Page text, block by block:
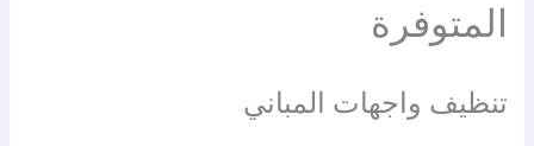
المتوفرة
تنظيف واجهات المباني